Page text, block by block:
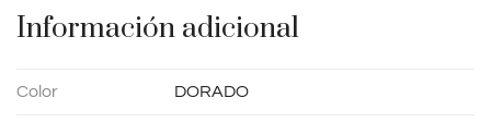
e
Información adicional
Color DORADO